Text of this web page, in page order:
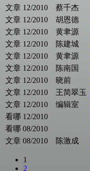
文章 12/2010 蔡千杰
文章 12/2010 胡恩德
文章 12/2010 黄聿源
文章 12/2010 陈建城
文章 12/2010 黄聿源
文章 12/2010 陈南国
文章 12/2010 晓前
文章 12/2010 王简翠玉
文章 12/2010 编辑室
看哪 12/2010
看哪 08/2010
文章 08/2010 陈激成
1
2